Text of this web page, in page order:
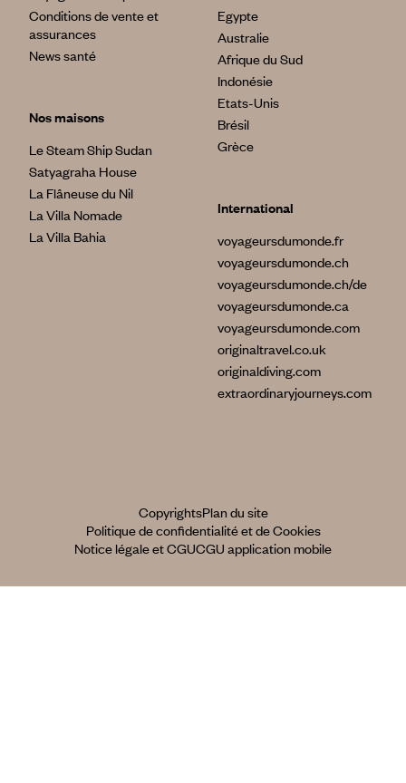
Conditions de vente et
assurances
News santé
Nos maisons
Le Steam Ship Sudan
Satyagraha House
La Flâneuse du Nil
La Villa Nomade
La Villa Bahia
Egypte
Australie
Afrique du Sud
Indonésie
Etats-Unis
Brésil
Grèce
International
voyageursdumonde.fr
voyageursdumonde.ch
voyageursdumonde.ch/de
voyageursdumonde.ca
voyageursdumonde.com
originaltravel.co.uk
originaldiving.com
extraordinaryjourneys.com
CopyrightsPlan du site
Politique de confidentialité et de Cookies
Notice légale et CGUCGU application mobile